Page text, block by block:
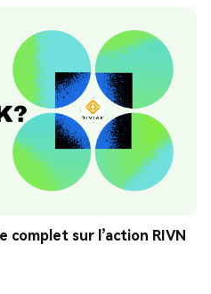
complet sur l’action RIVN